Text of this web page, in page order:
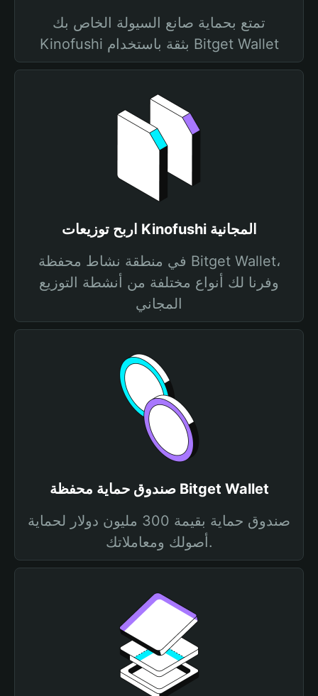
تمتع بحماية صانع السيولة الخاص بك
Kinofushi بثقة باستخدام Bitget Wallet
اربح توزيعات Kinofushi المجانية
في منطقة نشاط محفظة Bitget Wallet،
وفرنا لك أنواع مختلفة من أنشطة التوزيع
المجاني
صندوق حماية محفظة Bitget Wallet
صندوق حماية بقيمة 300 مليون دولار لحماية
أصولك ومعاملاتك.